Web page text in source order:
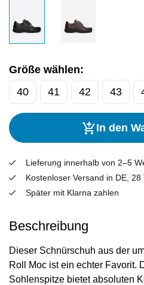
Größe wählen:
40
41 42 43
In den
Lieferung innerhalb von 2–5
Kostenloser Versand in DE, 28
Später mit Klarna zahlen
Beschreibung
Dieser Schnürschuh aus der
Roll Moc ist ein echter Favorit.
Sohlenspitze bietet absoluten